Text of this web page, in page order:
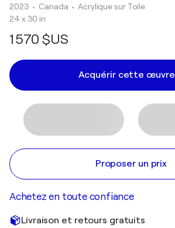
2023 • Canada •Acrylique sur Toile
24 x 30 in
1 570 $US
Acquérir cette œuvre
Proposer un prix
Achetez en toute confiance
Livraison et retours gratuits